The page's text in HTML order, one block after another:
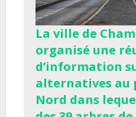
La ville de
organisé une
d’information
alternatives au
Nord dans